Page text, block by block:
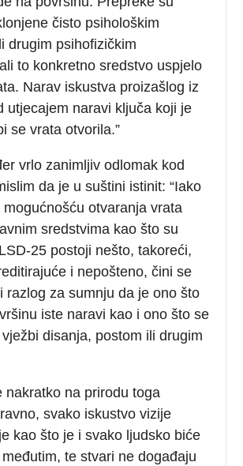
čisto psihološkim
drugim psihofizičkim
to konkretno sredstvo uspjelo
Narav iskustva proizašlog iz
utjecajem naravi ključa koji je
se vrata otvorila.”
vrlo zanimljiv odlomak kod
da je u suštini istinit: “Iako
otvaranja vrata
sredstvima kao što su
25 postoji nešto, takoreći,
i nepošteno, čini se
razlog za sumnju da je ono što
iste naravi kao i ono što se
disanja, postom ili drugim
nakratko na prirodu toga
svako iskustvo vizije
kao što je i svako ljudsko biće
te stvari ne događaju